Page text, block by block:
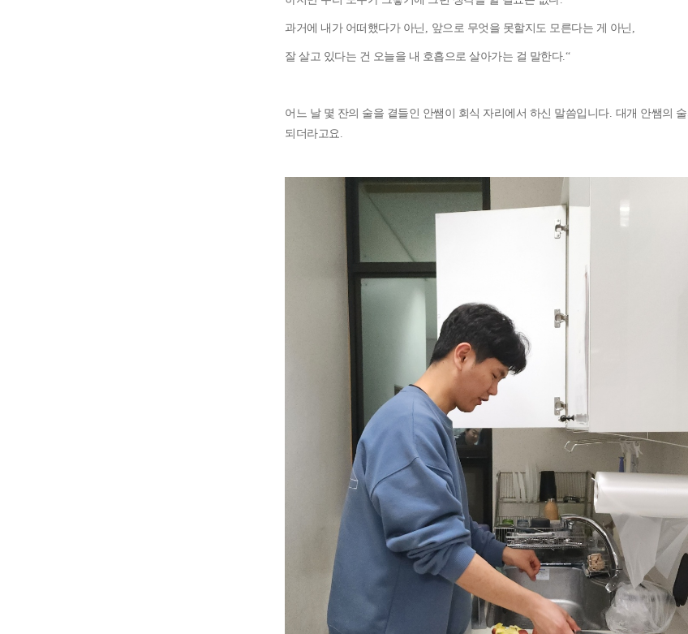
과거에 내가 어떠했다가 아닌 , 앞으로 무엇을 못할지도 모른다는 게 아닌 ,
잘 살고 있다는 건 오늘을 내 호흡으로 살아가는 걸 말한다.“
어느 날 몇 잔의 술을 곁들인 안쌤이 회식 자리에서 하신 말씀입니다. 대개 안쌤의
되더라고요.